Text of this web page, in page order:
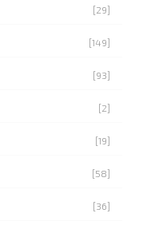
[29]
[149]
[93]
[2]
[19]
[58]
[36]